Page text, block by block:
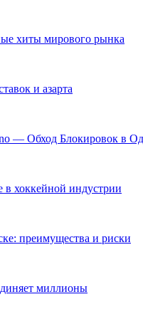
хиты мирового рынка
и азарта
— Обход Блокировок в
в хоккейной индустрии
преимущества и риски
миллионы